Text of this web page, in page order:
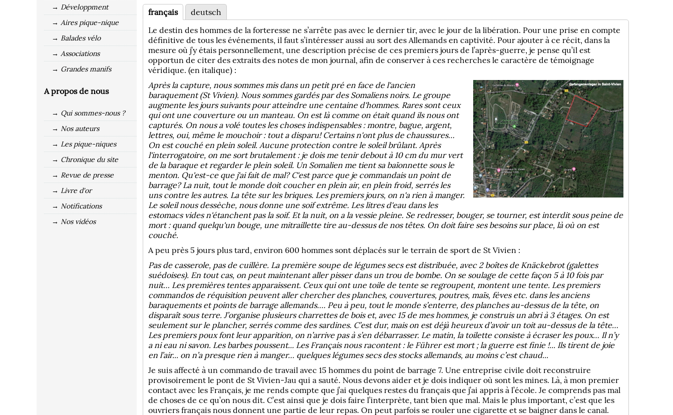
→ Développment
→ Aires pique-nique
→ Balades vélo
→ Associations
→ Grandes manifs
A propos de nous
→ Qui sommes-nous ?
→ Nos auteurs
→ Les pique-niques
→ Chronique du site
→ Revue de presse
→ Livre d'or
→ Notifications
→ Nos vidéos
français
deutsch
Le destin des hommes de la forteresse ne s’arrête pas avec le dernier tir, avec le jour de la libération. Pour une prise en compte
définitive de tous les événements, il faut s’intéresser aussi au sort des Allemands en captivité. Pour ajouter à ce récit, dans la
mesure où j’y étais personnellement, une description précise de ces premiers jours de l’après-guerre, je pense qu’il est
opportun de citer des extraits des notes de mon journal, afin de conserver à ces recherches le caractère de témoignage
véridique. (en italique) :
Après la capture, nous sommes mis dans un petit pré en face de l'ancien
baraquement (St Vivien). Nous sommes gardés par des Somaliens noirs. Le groupe
augmente les jours suivants pour atteindre une centaine d'hommes. Rares sont ceux
qui ont une couverture ou un manteau. On est là comme on était quand ils nous ont
capturés. On nous a volé toutes les choses indispensables : montre, bague, argent,
lettres, oui, même le mouchoir : tout a disparu! Certains n'ont plus de chaussures…
On est couché en plein soleil. Aucune protection contre le soleil brûlant. Après
l'interrogatoire, on me sort brutalement : je dois me tenir debout à 10 cm du mur vert
de la baraque et regarder le plein soleil. Un Somalien me tient sa baïonnette sous le
menton. Qu'est-ce que j'ai fait de mal? C'est parce que je commandais un point de
barrage? La nuit, tout le monde doit coucher en plein air, en plein froid, serrés les
uns contre les autres. La tête sur les briques. Les premiers jours, on n'a rien à manger.
Le soleil nous dessèche, nous donne une soif extrême. Les litres d'eau dans les
estomacs vides n'étanchent pas la soif. Et la nuit, on a la vessie pleine. Se redresser, bouger, se tourner, est interdit sous peine de
mort : quand quelqu'un bouge, une mitraillette tire au-dessus de nos têtes. On doit faire ses besoins sur place, là où on est
couché.
A peu près 5 jours plus tard, environ 600 hommes sont déplacés sur le terrain de sport de St Vivien :
Pas de casserole, pas de cuillère. La première soupe de légumes secs est distribuée, avec 2 boîtes de Knäckebrot (galettes
suédoises). En tout cas, on peut maintenant aller pisser dans un trou de bombe. On se soulage de cette façon 5 à 10 fois par
nuit… Les premières tentes apparaissent. Ceux qui ont une toile de tente se regroupent, montent une tente. Les premiers
commandos de réquisition peuvent aller chercher des planches, couvertures, poutres, maïs, fèves etc. dans les anciens
baraquements et points de barrage allemands…. Peu à peu, tout le monde s’enterre, des planches au-dessus de la tête, on
disparaît sous terre. J’organise plusieurs charrettes de bois et, avec 15 de mes hommes, je construis un abri à 3 étages. On est
seulement sur le plancher, serrés comme des sardines. C’est dur, mais on est déjà heureux d’avoir un toit au-dessus de la tête…
Les premiers poux font leur apparition, on n’arrive pas à s’en débarrasser. Le matin, la toilette consiste à écraser les poux… Il n’y
a ni eau ni savon. Les barbes poussent... Les Français nous racontent : le Führer est mort ; la guerre est finie !... Ils tirent de joie
en l’air... on n’a presque rien à manger… quelques légumes secs des stocks allemands, au moins c’est chaud...
Je suis affecté à un commando de travail avec 15 hommes du point de barrage 7. Une entreprise civile doit reconstruire
provisoirement le pont de St Vivien-Jau qui a sauté. Nous devons aider et je dois indiquer où sont les mines. Là, à mon premier
contact avec les Français, je me rends compte que j’ai quelques restes du français que j’ai appris à l’école. Je comprends pas mal
de choses de ce qu’on nous dit. C’est ainsi que je dois faire l’interprète, tant bien que mal. Mais le plus important, c’est que les
ouvriers français nous donnent une partie de leur repas. On peut parfois se rouler une cigarette et se baigner dans le canal.